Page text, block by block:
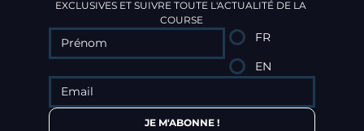
EXCLUSIVES ET SUIVRE TOUTE L'ACTUALITÉ DE LA
COURSE
FR
EN
JE M'ABONNE !